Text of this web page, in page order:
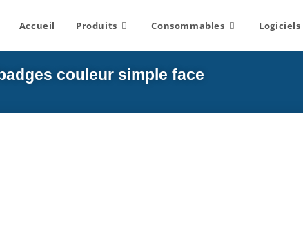
Accueil Produits Consommables Logiciels
couleur simple face